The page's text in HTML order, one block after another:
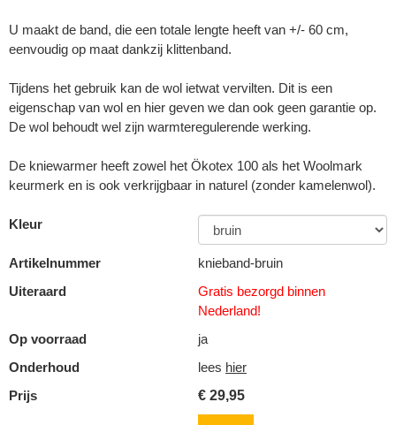
U maakt de band, die een totale lengte heeft van +/- 60 cm,
eenvoudig op maat dankzij klittenband.
Tijdens het gebruik kan de wol ietwat vervilten. Dit is een
eigenschap van wol en hier geven we dan ook geen garantie op.
De wol behoudt wel zijn warmteregulerende werking.
De kniewarmer heeft zowel het Ökotex 100 als het Woolmark
keurmerk en is ook verkrijgbaar in naturel (zonder kamelenwol).
Kleur
Artikelnummer
knieband-bruin
Uiteraard
Gratis bezorgd binnen
Nederland!
Op voorraad
ja
Onderhoud
lees hier
Prijs
€ 29,95